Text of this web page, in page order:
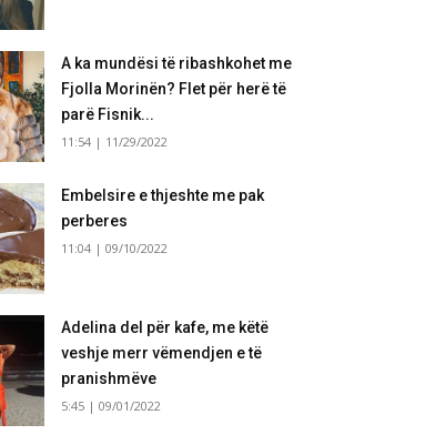
A ka mundësi të ribashkohet me
Fjolla Morinën? Flet për herë të
parë Fisnik...
11:54 | 11/29/2022
Embelsire e thjeshte me pak
perberes
11:04 | 09/10/2022
Adelina del për kafe, me këtë
veshje merr vëmendjen e të
pranishmëve
5:45 | 09/01/2022